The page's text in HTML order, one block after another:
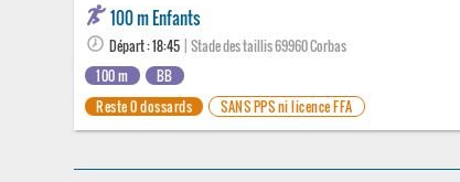
100 m Enfants
Départ : 18:45 | Stade des taillis 69960 Corbas
100 m
BB
Reste 0 dossards
SANS PPS ni licence FFA